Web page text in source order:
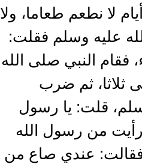
لا نطعم طعاما، ولا
عليه وسلم فقلت:
فقام النبي صلى الله
ثلاثا، ثم ضرب
قلت: يا رسول
من رسول الله
عندي صاع من